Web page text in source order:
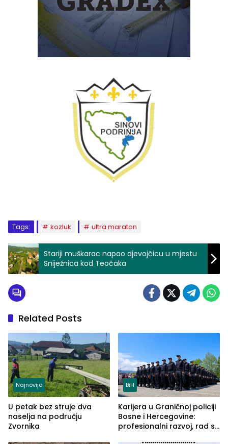
Tags: kozluk ultra maraton
Stariji muškarac napao djevojčicu u mjestu
Sniježnica kod Teočaka
Related Posts
Najnovije
U petak bez struje dva
naselja na području
Zvornika
BiH
Karijera u Graničnoj policiji
Bosne i Hercegovine:
profesionalni razvoj, rad sa